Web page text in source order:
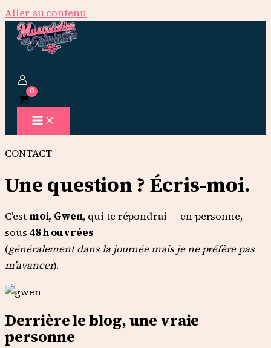
Aller au contenu
CONTACT
Une question ? Écris-moi.
C’est moi, Gwen, qui te répondrai — en personne,
sous 48 h ouvrées
(généralement dans la journée mais je ne préfère pas
m’avancer).
Derrière le blog, une vraie
personne